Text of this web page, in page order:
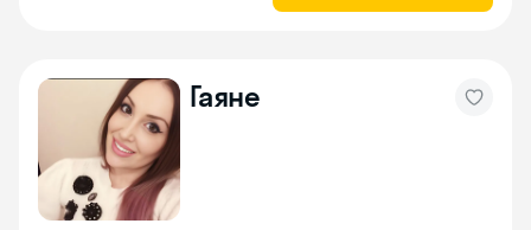
Гаяне